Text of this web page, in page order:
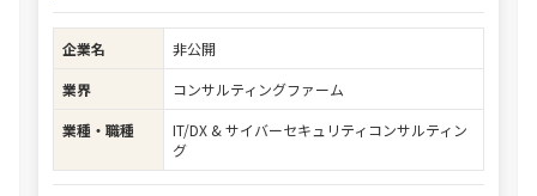
企業名
非公開
業界
コンサルティングファーム
業種・職種
IT/DX & サイバーセキュリティコンサルティン
グ